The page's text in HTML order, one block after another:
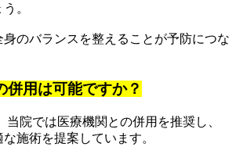
。
身のバランスを整えることが予防につな
併用は可能ですか？
当院では医療機関との併用を推奨し、
施術を提案しています。